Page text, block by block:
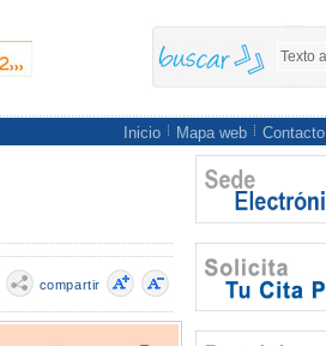
Inicio Mapa web Contacto
compartir